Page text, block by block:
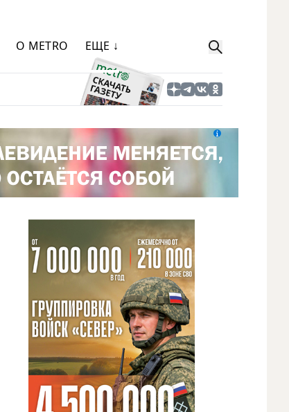
О METRO ЕЩЕ ↓